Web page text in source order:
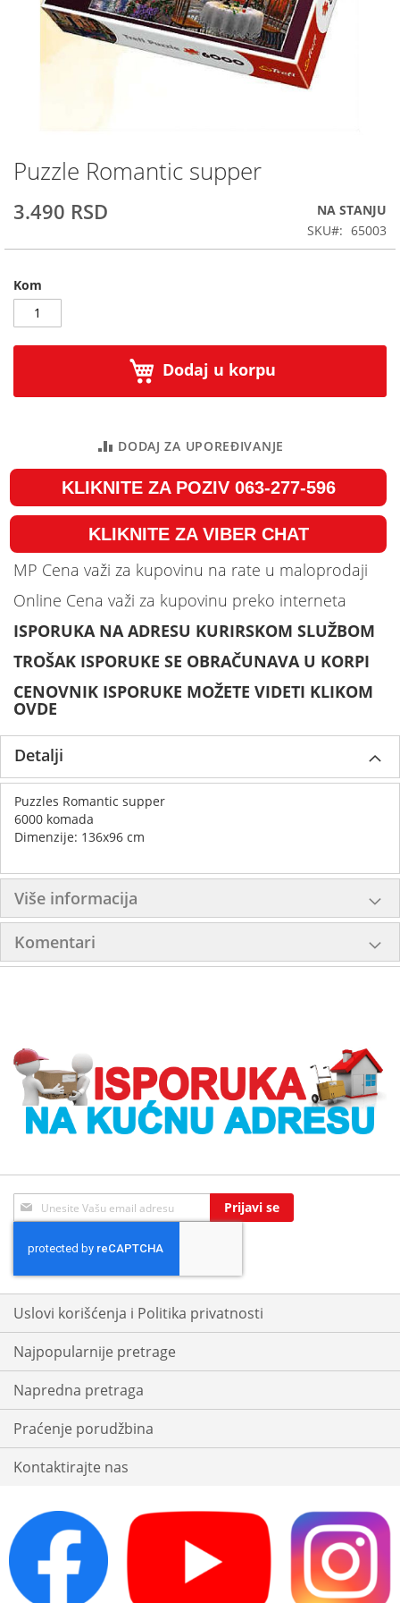
Skip
to
the
beginning
the
gallery
Puzzle Romantic supper
3.490 RSD
NA STANJU
SKU
65003
Kom
Dodaj u korpu
DODAJ ZA UPOREĐIVANJE
KLIKNITE ZA POZIV 063-277-596
KLIKNITE ZA VIBER CHAT
MP Cena važi za kupovinu na rate u maloprodaji
Online Cena važi za kupovinu preko interneta
ISPORUKA NA ADRESU KURIRSKOM SLUŽBOM
TROŠAK ISPORUKE SE OBRAČUNAVA U KORPI
CENOVNIK ISPORUKE MOŽETE VIDETI KLIKOM
OVDE
Detalji
Puzzles Romantic supper
6000 komada
Dimenzije: 136x96 cm
Više informacija
Komentari
Sign
Up
Our
Newsletter:
Prijavi se
Uslovi korišćenja i Politika privatnosti
Najpopularnije pretrage
Napredna pretraga
Praćenje porudžbina
Kontaktirajte nas